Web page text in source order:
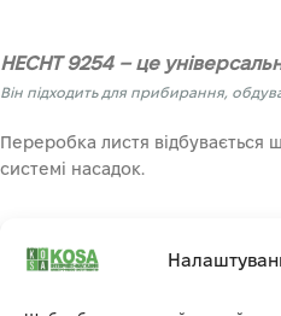
HECHT 9254 – це
Він підходить для прибирання,
Переробка листя відбувається
системі насадок.
Мішок для збору місткістю 50